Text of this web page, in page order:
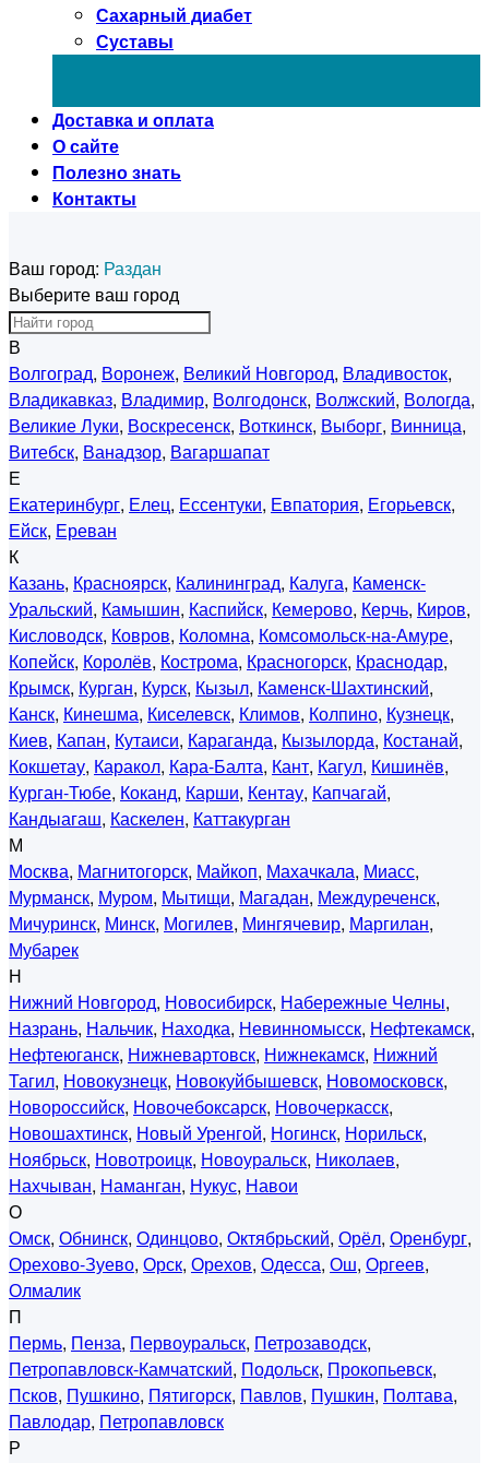
Сахарный диабет
Суставы
Доставка и оплата
О сайте
Полезно знать
Контакты
Ваш город: Раздан
Выберите ваш город
В
Волгоград, Воронеж, Великий Новгород, Владивосток,
Владикавказ, Владимир, Волгодонск, Волжский, Вологда,
Великие Луки, Воскресенск, Воткинск, Выборг, Винница,
Витебск, Ванадзор, Вагаршапат
Е
Екатеринбург, Елец, Ессентуки, Евпатория, Егорьевск,
Ейск, Ереван
К
Казань, Красноярск, Калининград, Калуга, Каменск-
Уральский, Камышин, Каспийск, Кемерово, Керчь, Киров,
Кисловодск, Ковров, Коломна, Комсомольск-на-Амуре,
Копейск, Королёв, Кострома, Красногорск, Краснодар,
Крымск, Курган, Курск, Кызыл, Каменск-Шахтинский,
Канск, Кинешма, Киселевск, Климов, Колпино, Кузнецк,
Киев, Капан, Кутаиси, Караганда, Кызылорда, Костанай,
Кокшетау, Каракол, Кара-Балта, Кант, Кагул, Кишинёв,
Курган-Тюбе, Коканд, Карши, Кентау, Капчагай,
Кандыагаш, Каскелен, Каттакурган
М
Москва, Магнитогорск, Майкоп, Махачкала, Миасс,
Мурманск, Муром, Мытищи, Магадан, Междуреченск,
Мичуринск, Минск, Могилев, Мингячевир, Маргилан,
Мубарек
Н
Нижний Новгород, Новосибирск, Набережные Челны,
Назрань, Нальчик, Находка, Невинномысск, Нефтекамск,
Нефтеюганск, Нижневартовск, Нижнекамск, Нижний
Тагил, Новокузнецк, Новокуйбышевск, Новомосковск,
Новороссийск, Новочебоксарск, Новочеркасск,
Новошахтинск, Новый Уренгой, Ногинск, Норильск,
Ноябрьск, Новотроицк, Новоуральск, Николаев,
Нахчыван, Наманган, Нукус, Навои
О
Омск, Обнинск, Одинцово, Октябрьский, Орёл, Оренбург,
Орехово-Зуево, Орск, Орехов, Одесса, Ош, Оргеев,
Олмалик
П
Пермь, Пенза, Первоуральск, Петрозаводск,
Петропавловск-Камчатский, Подольск, Прокопьевск,
Псков, Пушкино, Пятигорск, Павлов, Пушкин, Полтава,
Павлодар, Петропавловск
Р